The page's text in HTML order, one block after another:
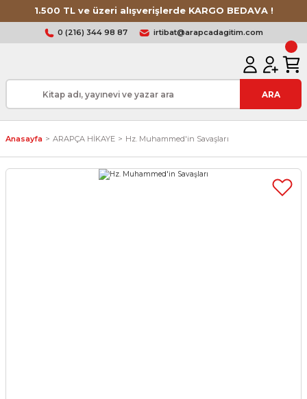
1.500 TL ve üzeri alışverişlerde KARGO BEDAVA !
0 (216) 344 98 87 irtibat@arapcadagitim.com
ARA
Anasayfa ARAPÇA HİKAYE Hz. Muhammed'in Savaşları